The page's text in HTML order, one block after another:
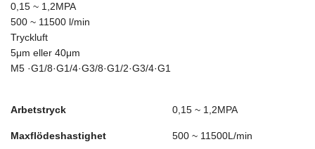
0,15 ~ 1,2MPA
500 ~ 11500 l/min
Tryckluft
5μm eller 40μm
M5 ·G1/8·G1/4·G3/8·G1/2·G3/4·G1
Arbetstryck 0,15 ~ 1,2MPA
Maxflödeshastighet 500 ~ 11500L/min